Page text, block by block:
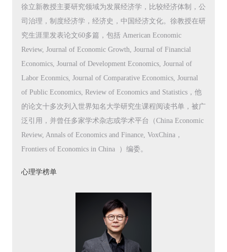
徐立新教授主要研究领域为发展经济学，比较经济体制，公
司治理，制度经济学，经济史，中国经济文化。徐教授在研
究生涯里发表论文60多篇，包括 American Economic
Review, Journal of Economic Growth, Journal of Financial
Economics, Journal of Development Economics, Journal of
Labor Econmics, Journal of Comparative Economics, Journal
of Public Economics, Review of Economics and Statistics，他
的论文十多次列入世界知名大学研究生课程阅读书单，被广
泛引用，并曾任多家学术杂志或学术平台（China Economic
Review, Annals of Economics and Finance, VoxChina，
Frontiers of Economics in China ）编委。
心理学榜单